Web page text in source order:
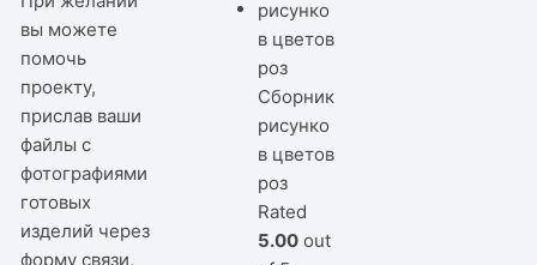
вы можете
помочь
проекту,
прислав ваши
файлы с
фотографиями
готовых
изделий через
форму связи,
Сборник
рисунко
в цветов
роз
Rated
5.00 out